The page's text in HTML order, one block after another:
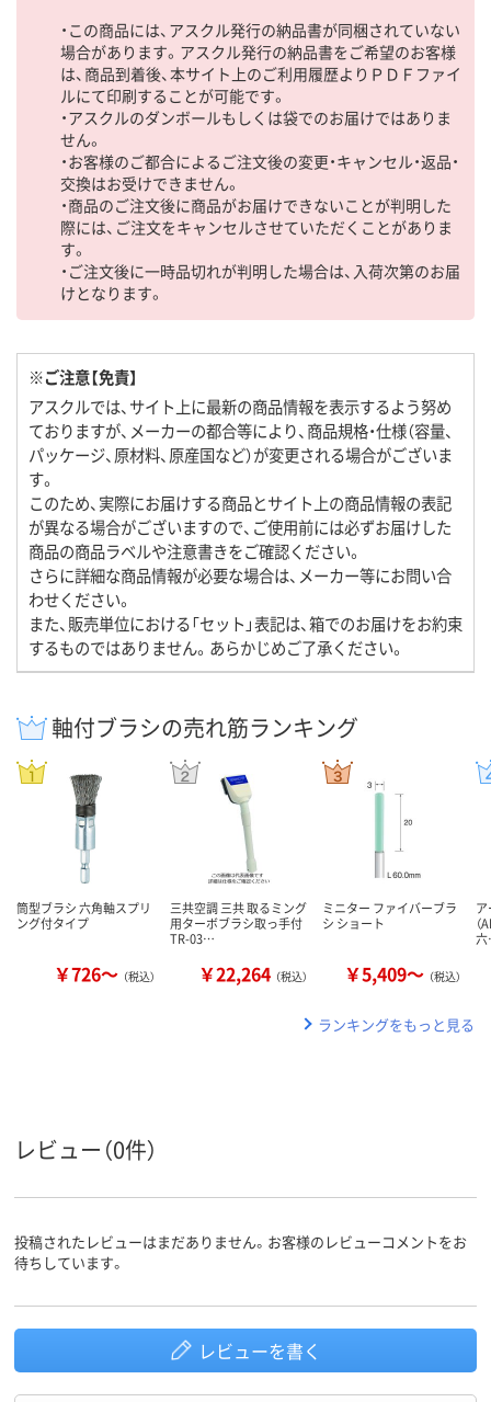
・この商品には、アスクル発行の納品書が同梱されていない
場合があります。アスクル発行の納品書をご希望のお客様
は、商品到着後、本サイト上のご利用履歴よりＰＤＦファイ
ルにて印刷することが可能です。
・アスクルのダンボールもしくは袋でのお届けではありま
せん。
・お客様のご都合によるご注文後の変更・キャンセル・返品・
交換はお受けできません。
・商品のご注文後に商品がお届けできないことが判明した
際には、ご注文をキャンセルさせていただくことがありま
す。
・ご注文後に一時品切れが判明した場合は、入荷次第のお届
けとなります。
※ご注意【免責】
アスクルでは、サイト上に最新の商品情報を表示するよう努め
ておりますが、メーカーの都合等により、商品規格・仕様（容量、
パッケージ、原材料、原産国など）が変更される場合がございま
す。
このため、実際にお届けする商品とサイト上の商品情報の表記
が異なる場合がございますので、ご使用前には必ずお届けした
商品の商品ラベルや注意書きをご確認ください。
さらに詳細な商品情報が必要な場合は、メーカー等にお問い合
わせください。
また、販売単位における「セット」表記は、箱でのお届けをお約束
するものではありません。あらかじめご了承ください。
軸付ブラシの売れ筋ランキング
筒型ブラシ 六角軸スプリ
ング付タイプ
￥726～ （税込）
三共空調 三共 取るミング
用ターボブラシ取っ手付
TR-03…
￥22,264 （税込）
ミニター ファイバーブラ
シ ショート
￥5,409～ （税込）
（
ランキングをもっと見る
レビュー（0件）
投稿されたレビューはまだありません。お客様のレビューコメントをお
待ちしています。
レビューを書く